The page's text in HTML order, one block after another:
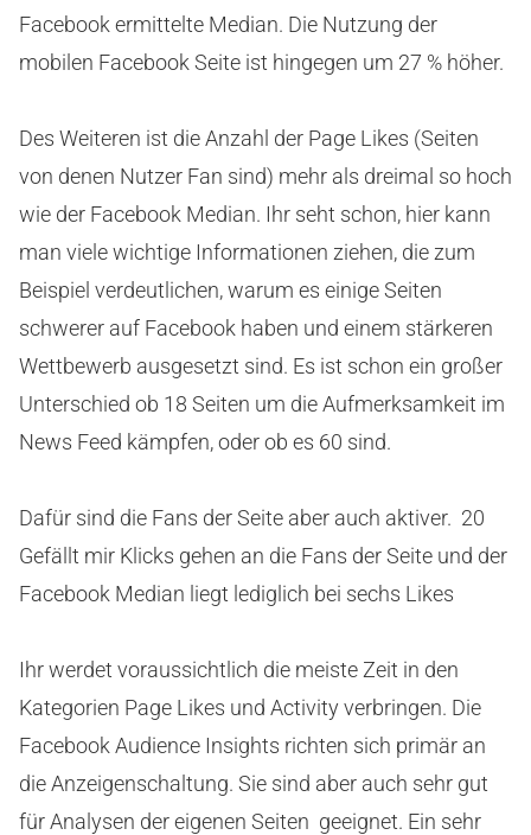
Facebook ermittelte Median. Die Nutzung der
mobilen Facebook Seite ist hingegen um 27 % höher.
Des Weiteren ist die Anzahl der Page Likes (Seiten
von denen Nutzer Fan sind) mehr als dreimal so hoch
wie der Facebook Median. Ihr seht schon, hier kann
man viele wichtige Informationen ziehen, die zum
Beispiel verdeutlichen, warum es einige Seiten
schwerer auf Facebook haben und einem stärkeren
Wettbewerb ausgesetzt sind. Es ist schon ein großer
Unterschied ob 18 Seiten um die Aufmerksamkeit im
News Feed kämpfen, oder ob es 60 sind.
Dafür sind die Fans der Seite aber auch aktiver. 20
Gefällt mir Klicks gehen an die Fans der Seite und der
Facebook Median liegt lediglich bei sechs Likes
Ihr werdet voraussichtlich die meiste Zeit in den
Kategorien Page Likes und Activity verbringen. Die
Facebook Audience Insights richten sich primär an
die Anzeigenschaltung. Sie sind aber auch sehr gut
für Analysen der eigenen Seiten geeignet. Ein sehr